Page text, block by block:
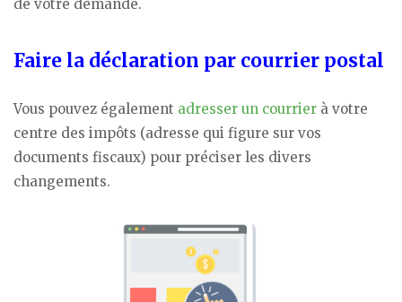
de votre demande.
Faire la déclaration par courrier postal
Vous pouvez également adresser un courrier à votre
centre des impôts (adresse qui figure sur vos
documents fiscaux) pour préciser les divers
changements.